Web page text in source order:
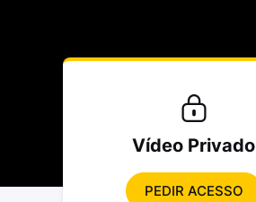
Vídeo Privado
PEDIR ACESSO